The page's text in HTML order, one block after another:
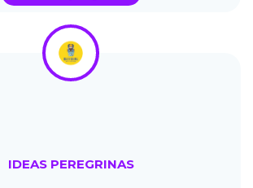
IDEAS PEREGRINAS